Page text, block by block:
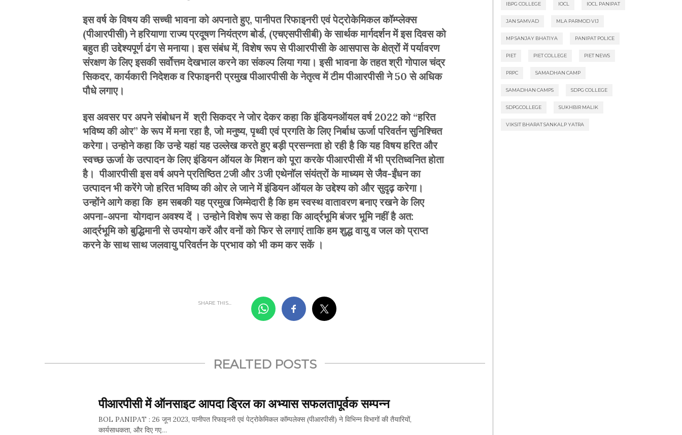
इस वर्ष के विषय की सच्ची भावना को अपनाते हुए, पानीपत रिफाइनरी एवं पेट्रोकेमिकल कॉम्प्लेक्स
(पीआरपीसी) ने हरियाणा राज्य प्रदूषण नियंत्रण बोर्ड, (एचएसपीसीबी) के सार्थक मार्गदर्शन में इस दिवस को
बहुत ही उद्देश्यपूर्ण ढंग से मनाया। इस संबंध में, विशेष रूप से पीआरपीसी के आसपास के क्षेत्रों में पर्यावरण
संरक्षण के लिए इसकी सर्वोत्तम देखभाल करने का संकल्प लिया गया। इसी भावना के तहत श्री गोपाल चंद्र
सिकदर, कार्यकारी निदेशक व रिफाइनरी प्रमुख पीआरपीसी के नेतृत्व में टीम पीआरपीसी ने 50 से अधिक
पौधे लगाए।
इस अवसर पर अपने संबोधन में श्री सिकदर ने जोर देकर कहा कि इंडियनऑयल वर्ष 2022 को “हरित
भविष्य की ओर” के रूप में मना रहा है, जो मनुष्य, पृथ्वी एवं प्रगति के लिए निर्बाध ऊर्जा परिवर्तन सुनिश्चित
करेगा। उन्होने कहा कि उन्हे यहां यह उल्लेख करते हुए बड़ी प्रसन्नता हो रही है कि यह विषय हरित और
स्वच्छ ऊर्जा के उत्पादन के लिए इंडियन ऑयल के मिशन को पूरा करके पीआरपीसी में भी प्रतिध्वनित होता
है। पीआरपीसी इस वर्ष अपने प्रतिष्ठित 2जी और 3जी एथेनॉल संयंत्रों के माध्यम से जैव-ईंधन का
उत्पादन भी करेंगे जो हरित भविष्य की ओर ले जाने में इंडियन ऑयल के उद्देश्य को और सुदृढ़ करेगा।
उन्होंने आगे कहा कि हम सबकी यह प्रमुख जिम्मेदारी है कि हम स्वस्थ वातावरण बनाए रखने के लिए
अपना-अपना योगदान अवश्य दें । उन्होने विशेष रूप से कहा कि आर्द्रभूमि बंजर भूमि नहीं है अत:
आर्द्रभूमि को बुद्धिमानी से उपयोग करें और वनों को फिर से लगाएं ताकि हम शुद्ध वायु व जल को प्राप्त
करने के साथ साथ जलवायु परिवर्तन के प्रभाव को भी कम कर सकें ।
SHARE THIS...
REALTED POSTS
पीआरपीसी में ऑनसाइट आपदा ड्रिल का अभ्यास सफलतापूर्वक सम्पन्न
BOL PANIPAT : 26 जून 2023, पानीपत रिफाइनरी एवं पेट्रोकेमिकल कॉम्पलेक्स (पीआरपीसी) ने विभिन्न विभागों की तैयारियों,
कार्यसाधकता, और दिए गए…
IBPG COLLEGE IOCL IOCL PANIPAT
JAN SAMVAD MLA PARMOD VIJ
MP SANJAY BHATIYA PANIPAT POLICE
PIET PIET COLLEGE PIET NEWS
PRPC SAMADHAN CAMP
SAMADHAN CAMPS SDPG COLLEGE
SDPGCOLLEGE SUKHBIR MALIK
VIKSIT BHARAT SANKALP YATRA